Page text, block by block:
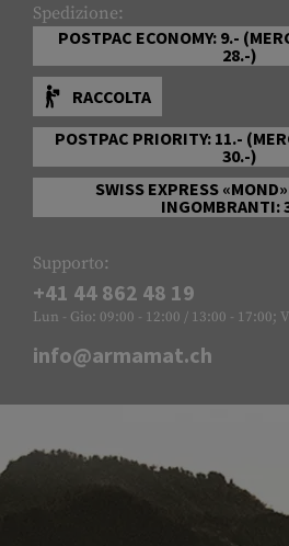
Spedizione:
POSTPAC ECONOMY: 9.-
28.-)
RACCOLTA
POSTPAC PRIORITY: 11.-
30.-)
SWISS EXPRESS
INGOMBRANTI:
Supporto:
+41 44 862 48 19
Lun - Gio: 09:00 - 12:00 / 13:00 - 17:00;
info@armamat.ch